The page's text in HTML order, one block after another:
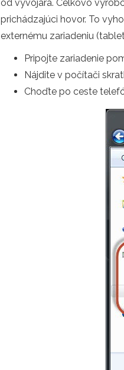
od vývojára. Celkovo
prichádzajúci hovor. To
externému zariadeniu
Pripojte zariadenie
Nájdite v počítači
Choďte po ceste